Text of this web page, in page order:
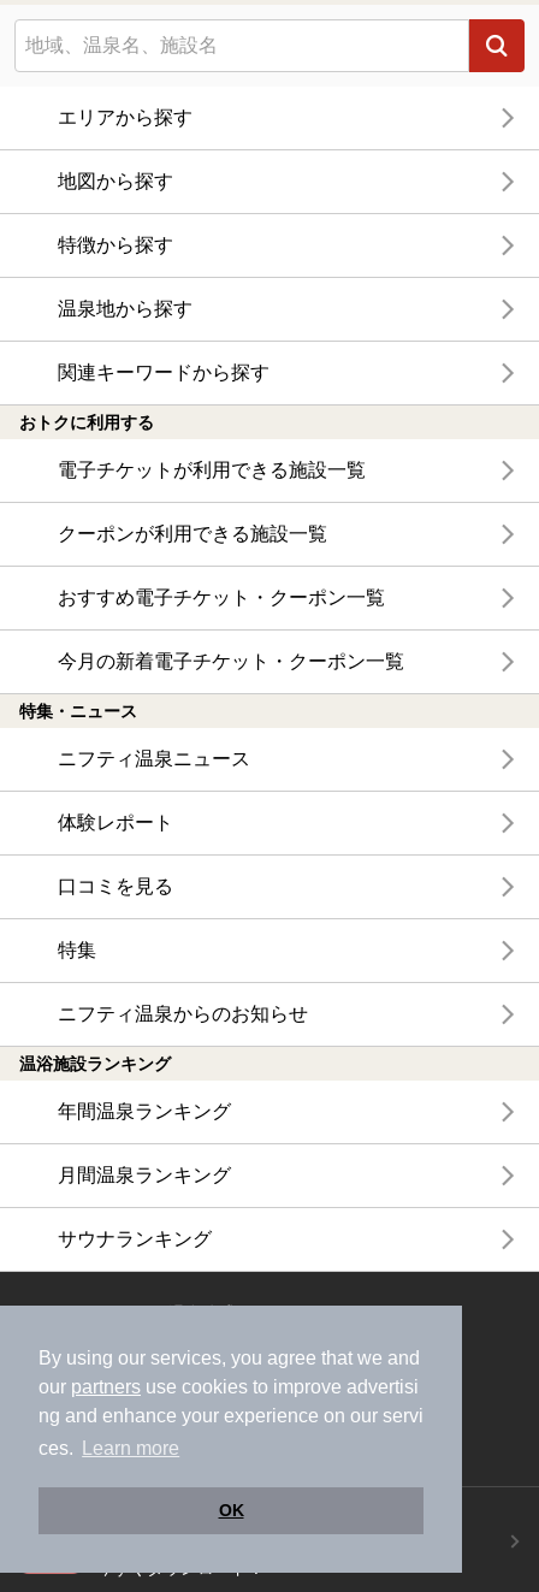
By using our services, you agree that we and
our partners use cookies to improve advertisi
ng and enhance your experience on our servi
ces.
Learn more
OK
エリアから探す
地図から探す
特徴から探す
温泉地から探す
関連キーワードから探す
おトクに利用する
電子チケットが利用できる施設一覧
クーポンが利用できる施設一覧
おすすめ電子チケット・クーポン一覧
今月の新着電子チケット・クーポン一覧
特集・ニュース
ニフティ温泉ニュース
体験レポート
口コミを見る
特集
ニフティ温泉からのお知らせ
温浴施設ランキング
年間温泉ランキング
月間温泉ランキング
サウナランキング
ニフティ温泉アプリ
地図から温泉検索！お得な限定クーポンも！